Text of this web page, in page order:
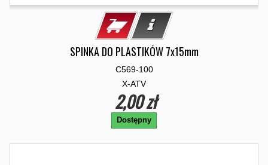
SPINKA DO PLASTIKÓW 7x15mm
C569-100
X-ATV
2,00 zł
Dostępny